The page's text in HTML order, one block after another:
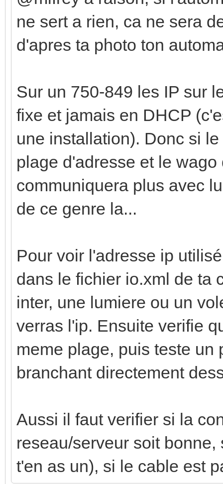
ne sert a rien, ca ne sera
d'apres ta photo ton
Sur un 750-849 les IP sur
fixe et jamais en DHCP
une installation). Donc si
plage d'adresse et le
communiquera plus avec
de ce genre la...
Pour voir l'adresse ip
dans le fichier io.xml de ta
inter, une lumiere ou un
verras l'ip. Ensuite verifie
meme plage, puis teste un
branchant directement
Aussi il faut verifier si la
reseau/serveur soit
t'en as un), si le cable est